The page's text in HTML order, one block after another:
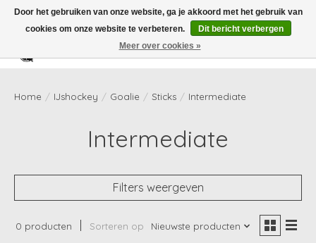
Verlanglijst
Home / IJshockey / Goalie / Sticks / Intermediate
Intermediate
Filters weergeven
0 producten Sorteren op Nieuwste producten
Door het gebruiken van onze website, ga je akkoord met het gebruik van
cookies om onze website te verbeteren.
Dit bericht verbergen
Meer over cookies »